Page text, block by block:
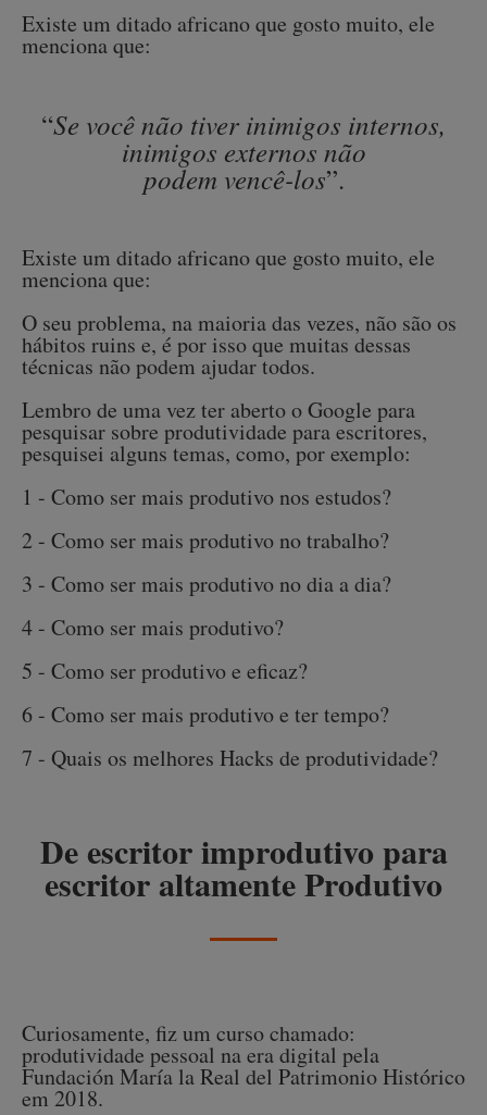
Existe um ditado africano que gosto muito, ele
menciona que:
“Se você não tiver inimigos internos,
inimigos externos não
podem vencê-los”.
Existe um ditado africano que gosto muito, ele
menciona que:
O seu problema, na maioria das vezes, não são os
hábitos ruins e, é por isso que muitas dessas
técnicas não podem ajudar todos.
Lembro de uma vez ter aberto o Google para
pesquisar sobre produtividade para escritores,
pesquisei alguns temas, como, por exemplo:
1 - Como ser mais produtivo nos estudos?
2 - Como ser mais produtivo no trabalho?
3 - Como ser mais produtivo no dia a dia?
4 - Como ser mais produtivo?
5 - Como ser produtivo e eficaz?
6 - Como ser mais produtivo e ter tempo?
7 - Quais os melhores Hacks de produtividade?
De escritor improdutivo para
escritor altamente Produtivo
Curiosamente, fiz um curso chamado:
produtividade pessoal na era digital pela
Fundación María la Real del Patrimonio Histórico
em 2018.